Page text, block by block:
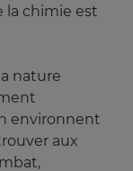
la chimie est
nature
environnent
aux